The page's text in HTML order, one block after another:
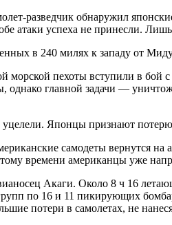
разведчик обнаружил
атаки успеха не принесли.
в 240 милях к западу от
морской пехоты вступили в
однако главной задачи —
Японцы признают
самодеты вернутся на
времени американцы уже
Акаги. Около 8 ч 16
по 16 и 11 пикирующих
потери в самолетах, не